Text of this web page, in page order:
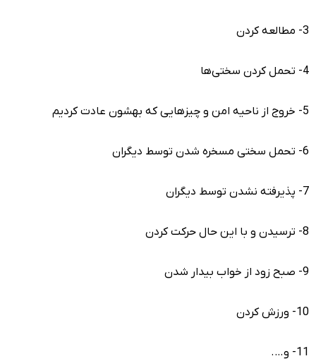
3- مطالعه کردن
4- تحمل کردن سختی‌ها
5- خروج از ناحیه امن و چیزهایی که بهشون عادت کردیم
6- تحمل سختی مسخره شدن توسط دیگران
7- پذیرفته نشدن توسط دیگران
8- ترسیدن و با این حال حرکت کردن
9- صبح زود از خواب بیدار شدن
10- ورزش کردن
11- و….